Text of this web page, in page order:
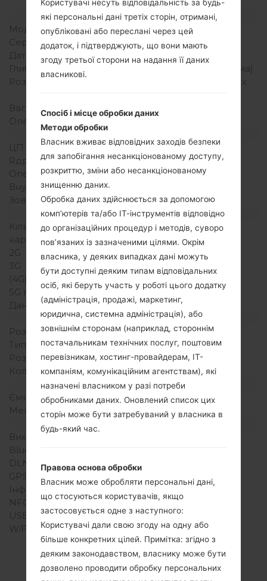
Модель та її характеристики
Модель
LGKG370
Серія
LG Others
Дата випуску
2007
Глибина
13 міліметрів (0.51 дюйма)
Розміри (ширина/висота)
85 x 45 міліметрів (3.34 x
Вага
Операційна система
-
Апаратне забезпечення
ЦП (процесор)
-
Ядра процесора
-
Оперативна память
-
Внутрішня память
Зовнішня память
-
Мережа та дані
Кількість місць для сім
карт
1 Міні SIM
2G
GSM 900/1800 MHz
3G
(4G) LTE
5G network
-
Дані
GPRS
Дисплей
Розмір екрану
1.51 пікселів
Тип екрану
CSTN
Розширення екрану
128 x 128 пікселів
Кольори екрану
65K кольорів
Акамулятор і клавіатура
Ємність акумулятора
Зємний Li-Ion 750 mAh
Механічна клавіатура
Так
Вихід для аудіо
Bluetooth
DLNA
Ні
GPS
Інфрачервоний порт
NFC
Ні
USB
Так
WiFi
-
Користувачі несуть відповідальність за будь-
які персональні дані третіх сторін, отримані,
опубліковані або переслані через цей
додаток, і підтверджують, що вони мають
згоду третьої сторони на надання її даних
власникові.
Спосіб і місце обробки даних
Методи обробки
Власник вживає відповідних заходів безпеки
для запобігання несанкціонованому доступу,
розкриттю, зміни або несанкціонованому
знищенню даних.
Обробка даних здійснюється за допомогою
комп’ютерів та/або ІТ-інструментів відповідно
до організаційних процедур і методів, суворо
пов’язаних із зазначеними цілями. Окрім
власника, у деяких випадках дані можуть
бути доступні деяким типам відповідальних
осіб, які беруть участь у роботі цього додатку
(адміністрація, продажі, маркетинг,
юридична, системна адміністрація), або
зовнішнім сторонам (наприклад, стороннім
постачальникам технічних послуг, поштовим
перевізникам, хостинг-провайдерам, ІТ-
компаніям, комунікаційним агентствам), які
назначені власником у разі потреби
обробниками даних. Оновлений список цих
сторін може бути затребуваний у власника в
будь-який час.
Правова основа обробки
Власник може обробляти персональні дані,
що стосуються користувачів, якщо
застосовується одне з наступного:
Користувачі дали свою згоду на одну або
більше конкретних цілей. Примітка: згідно з
деяким законодавством, власнику може бути
дозволено проводити обробку персональних